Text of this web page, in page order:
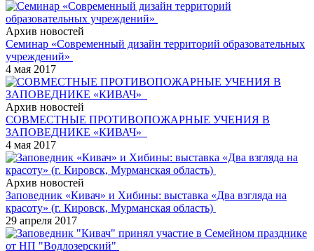
Архив новостей
Семинар «Современный дизайн территорий образовательных
учреждений»
4 мая 2017
Архив новостей
СОВМЕСТНЫЕ ПРОТИВОПОЖАРНЫЕ УЧЕНИЯ В
ЗАПОВЕДНИКЕ «КИВАЧ»
4 мая 2017
Архив новостей
Заповедник «Кивач» и Хибины: выставка «Два взгляда на
красоту» (г. Кировск, Мурманская область)
29 апреля 2017